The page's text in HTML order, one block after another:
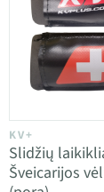
KV+
Slidžių
Šveicarijos